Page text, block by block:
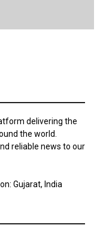
delivering the
the world.
reliable news to our
Gujarat, India